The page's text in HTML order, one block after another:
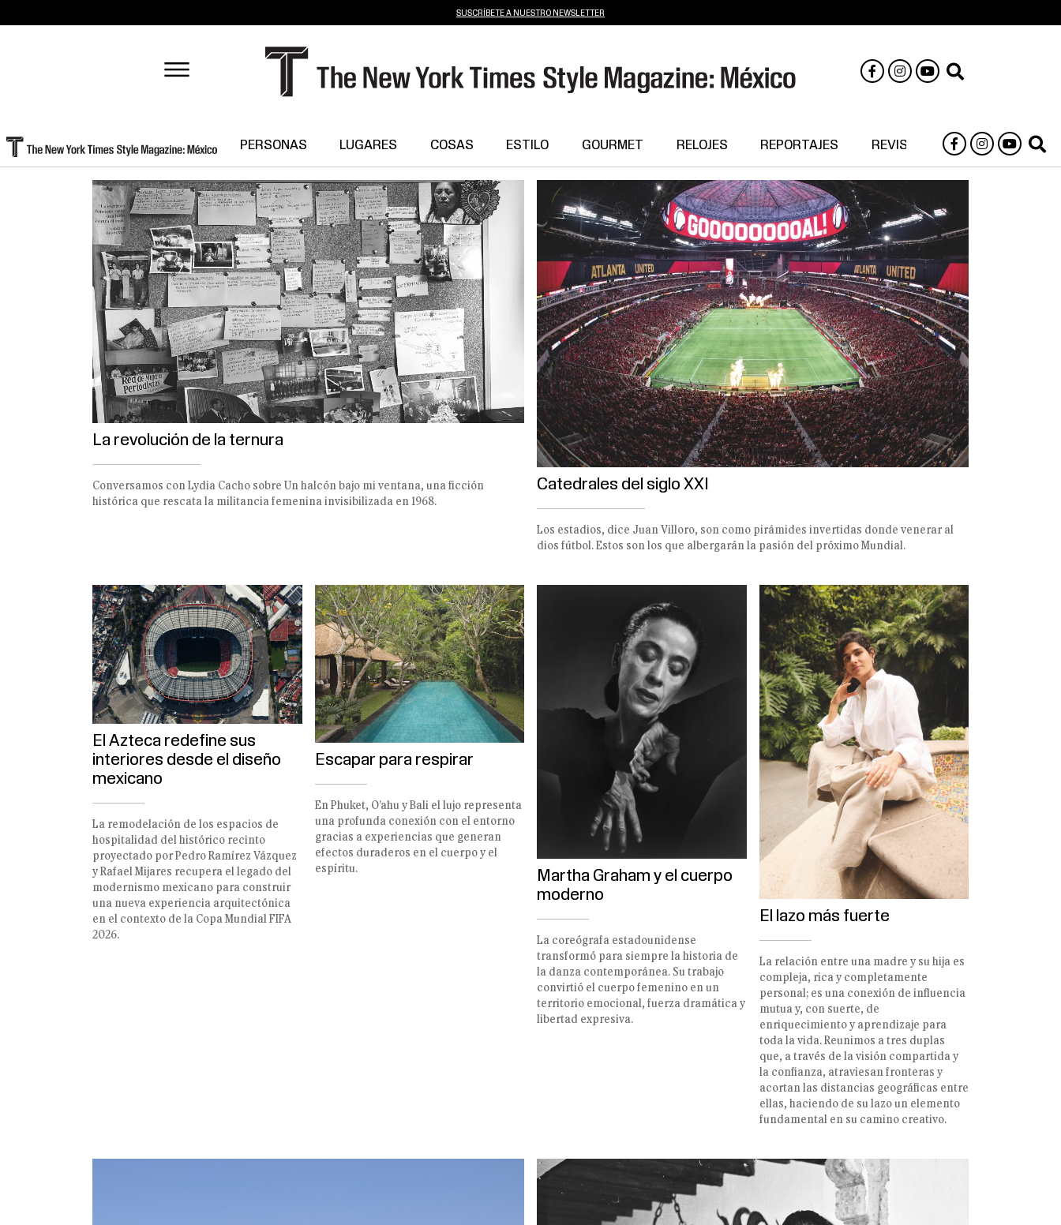
SUSCRÍBETE A NUESTRO NEWSLETTER
PERSONAS LUGARES COSAS ESTILO GOURMET RELOJES REPORTAJES REVISTA DIGITAL
La revolución de la ternura
Conversamos con Lydia Cacho sobre Un halcón bajo mi ventana, una ficción
histórica que rescata la militancia femenina invisibilizada en 1968.
Catedrales del siglo XXI
Los estadios, dice Juan Villoro, son como pirámides invertidas donde venerar al
dios fútbol. Estos son los que albergarán la pasión del próximo Mundial.
El Azteca redefine sus
interiores desde el diseño
mexicano
La remodelación de los espacios de
hospitalidad del histórico recinto
proyectado por Pedro Ramírez Vázquez
y Rafael Mijares recupera el legado del
modernismo mexicano para construir
una nueva experiencia arquitectónica
en el contexto de la Copa Mundial FIFA
2026.
Escapar para respirar
En Phuket, O’ahu y Bali el lujo representa
una profunda conexión con el entorno
gracias a experiencias que generan
efectos duraderos en el cuerpo y el
espíritu.
Martha Graham y el cuerpo
moderno
La coreógrafa estadounidense
transformó para siempre la historia de
la danza contemporánea. Su trabajo
convirtió el cuerpo femenino en un
territorio emocional, fuerza dramática y
libertad expresiva.
El lazo más fuerte
La relación entre una madre y su hija es
compleja, rica y completamente
personal; es una conexión de influencia
mutua y, con suerte, de
enriquecimiento y aprendizaje para
toda la vida. Reunimos a tres duplas
que, a través de la visión compartida y
la confianza, atraviesan fronteras y
acortan las distancias geográficas entre
ellas, haciendo de su lazo un elemento
fundamental en su camino creativo.